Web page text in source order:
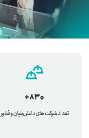
830
+
تعداد شرکت های دانش‌بنیان و فناور